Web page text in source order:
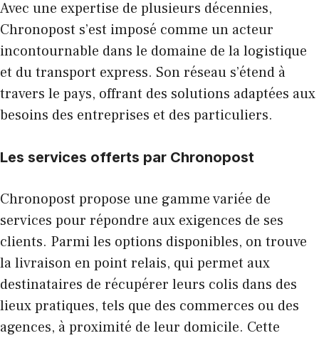
Avec une expertise de plusieurs décennies,
Chronopost s’est imposé comme un acteur
incontournable dans le domaine de la logistique
et du transport express. Son réseau s’étend à
travers le pays, offrant des solutions adaptées aux
besoins des entreprises et des particuliers.
Les services offerts par Chronopost
Chronopost propose une gamme variée de
services pour répondre aux exigences de ses
clients. Parmi les options disponibles, on trouve
lalivraison en point relais, qui permet aux
destinataires de récupérer leurs colis dans des
lieux pratiques, tels que des commerces ou des
agences, à proximité de leur domicile. Cette